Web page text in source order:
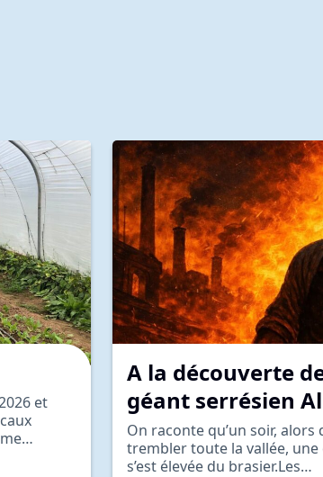
et
A la découverte
géant serrésien
On raconte qu’un soir,
trembler toute la vallée,
s’est élevée du brasier.Les…